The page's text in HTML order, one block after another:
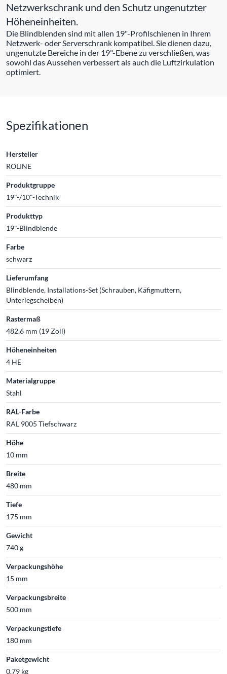
Netzwerkschrank und den Schutz ungenutzter
Höheneinheiten.
Die Blindblenden sind mit allen 19"-Profilschienen in Ihrem
Netzwerk- oder Serverschrank kompatibel. Sie dienen dazu,
ungenutzte Bereiche in der 19"-Ebene zu verschließen, was
sowohl das Aussehen verbessert als auch die Luftzirkulation
optimiert.
Spezifikationen
Hersteller
ROLINE
Produktgruppe
19"-/10"-Technik
Produkttyp
19"-Blindblende
Farbe
schwarz
Lieferumfang
Blindblende, Installations-Set (Schrauben, Käfigmuttern,
Unterlegscheiben)
Rastermaß
482,6 mm (19 Zoll)
Höheneinheiten
4 HE
Materialgruppe
Stahl
RAL-Farbe
RAL 9005 Tiefschwarz
Höhe
10 mm
Breite
480 mm
Tiefe
175 mm
Gewicht
740 g
Verpackungshöhe
15 mm
Verpackungsbreite
500 mm
Verpackungstiefe
180 mm
Paketgewicht
0.79 kg